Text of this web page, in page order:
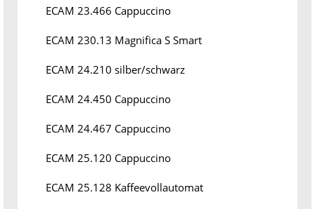
ECAM 23.466 Cappuccino
ECAM 230.13 Magnifica S Smart
ECAM 24.210 silber/schwarz
ECAM 24.450 Cappuccino
ECAM 24.467 Cappuccino
ECAM 25.120 Cappuccino
ECAM 25.128 Kaffeevollautomat